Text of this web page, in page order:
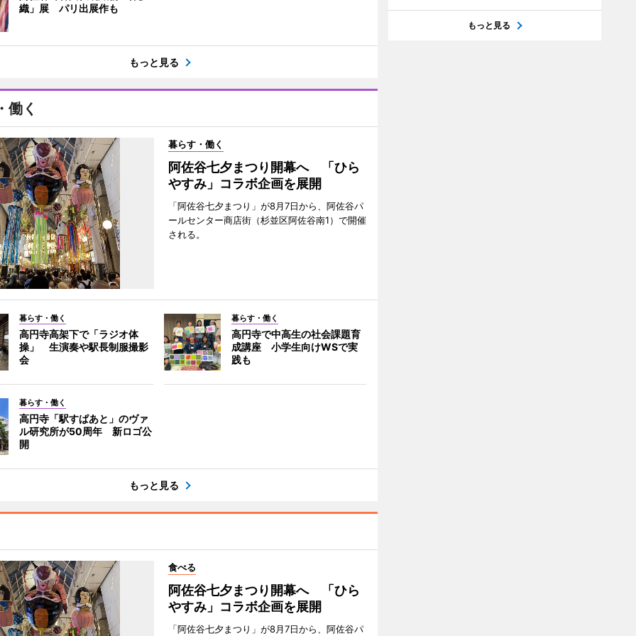
織」展 パリ出展作も
もっと見る
働く
暮らす・働く
阿佐谷七夕まつり開幕へ 「ひら
やすみ」コラボ企画を展開
「阿佐谷七夕まつり」が8月7日から、阿佐谷パ
ールセンター商店街（杉並区阿佐谷南1）で開催
される。
暮らす・働く
高円寺高架下で「ラジオ体
操」 生演奏や駅長制服撮影
会
暮らす・働く
高円寺で中高生の社会課題育
成講座 小学生向けWSで実
践も
暮らす・働く
高円寺「駅すぱあと」のヴァ
ル研究所が50周年 新ロゴ公
開
もっと見る
食べる
阿佐谷七夕まつり開幕へ 「ひら
やすみ」コラボ企画を展開
「阿佐谷七夕まつり」が8月7日から、阿佐谷パ
もっと見る